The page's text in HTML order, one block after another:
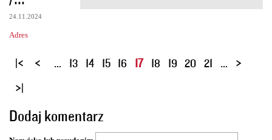
24.11.2024
Adres
S
o
n
… 13 14 15 16 17 18 19 20 21 …
Dodaj komentarz